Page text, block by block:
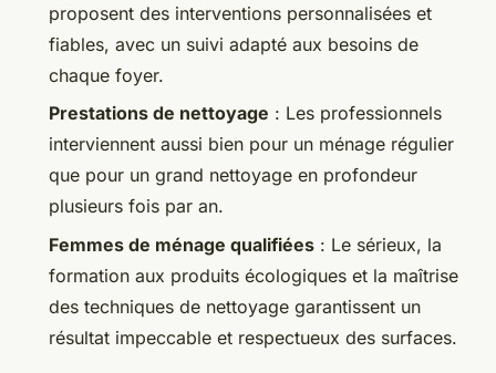
proposent des interventions personnalisées et
fiables, avec un suivi adapté aux besoins de
chaque foyer.
Prestations de nettoyage : Les professionnels
interviennent aussi bien pour un ménage régulier
que pour un grand nettoyage en profondeur
plusieurs fois par an.
Femmes de ménage qualifiées : Le sérieux, la
formation aux produits écologiques et la maîtrise
des techniques de nettoyage garantissent un
résultat impeccable et respectueux des surfaces.